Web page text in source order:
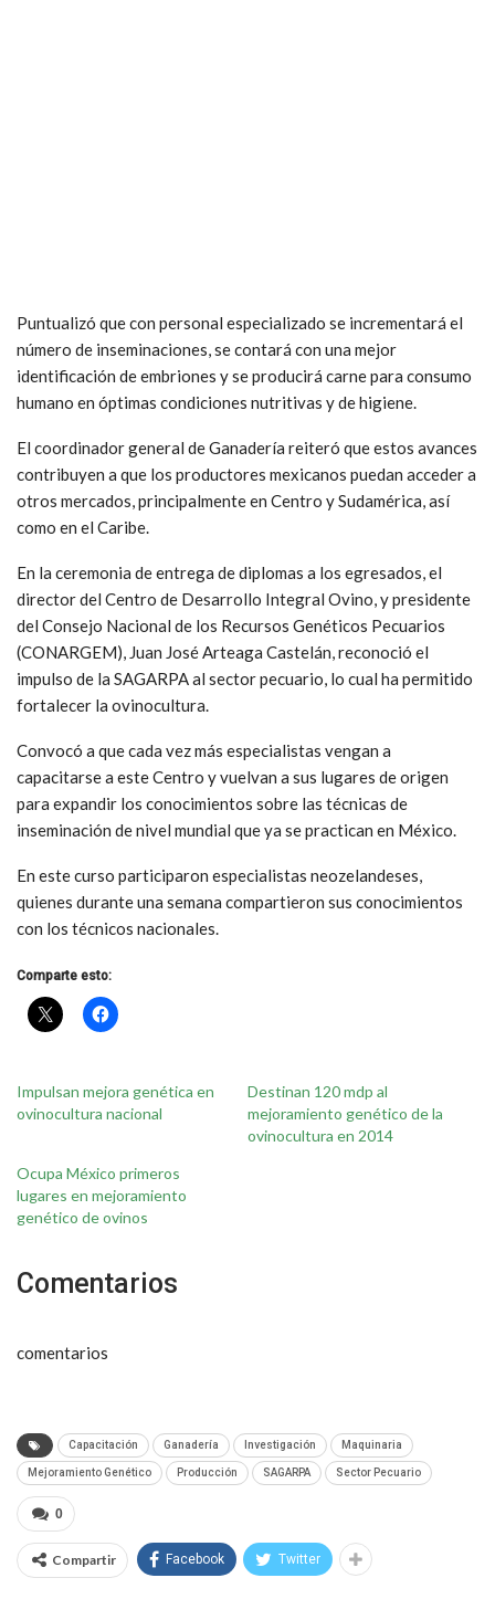
Puntualizó que con personal especializado se incrementará el
número de inseminaciones, se contará con una mejor
identificación de embriones y se producirá carne para consumo
humano en óptimas condiciones nutritivas y de higiene.
El coordinador general de Ganadería reiteró que estos avances
contribuyen a que los productores mexicanos puedan acceder a
otros mercados, principalmente en Centro y Sudamérica, así
como en el Caribe.
En la ceremonia de entrega de diplomas a los egresados, el
director del Centro de Desarrollo Integral Ovino, y presidente
del Consejo Nacional de los Recursos Genéticos Pecuarios
(CONARGEM), Juan José Arteaga Castelán, reconoció el
impulso de la SAGARPA al sector pecuario, lo cual ha permitido
fortalecer la ovinocultura.
Convocó a que cada vez más especialistas vengan a
capacitarse a este Centro y vuelvan a sus lugares de origen
para expandir los conocimientos sobre las técnicas de
inseminación de nivel mundial que ya se practican en México.
En este curso participaron especialistas neozelandeses,
quienes durante una semana compartieron sus conocimientos
con los técnicos nacionales.
Comparte esto:
Impulsan mejora genética en
ovinocultura nacional
Destinan 120 mdp al
mejoramiento genético de la
ovinocultura en 2014
Ocupa México primeros
lugares en mejoramiento
genético de ovinos
Comentarios
comentarios
Capacitación Ganadería Investigación Maquinaria
Mejoramiento Genético Producción SAGARPA Sector Pecuario
0
Compartir Facebook Twitter